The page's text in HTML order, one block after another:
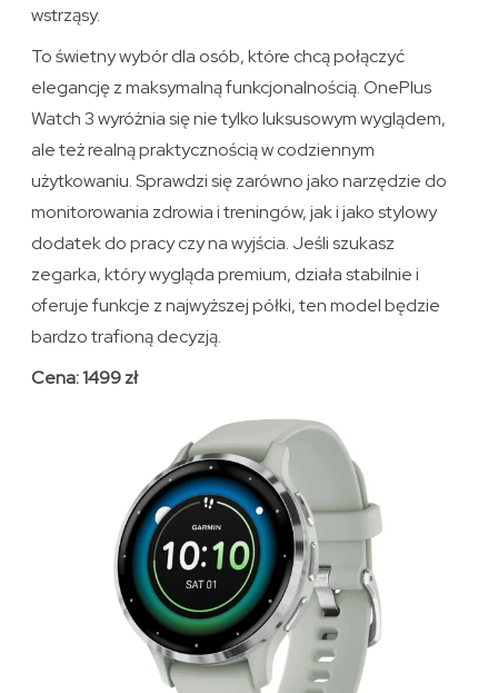
wstrząsy.
To świetny wybór dla osób, które chcą połączyć
elegancję z maksymalną funkcjonalnością. OnePlus
Watch 3 wyróżnia się nie tylko luksusowym wyglądem,
ale też realną praktycznością w codziennym
użytkowaniu. Sprawdzi się zarówno jako narzędzie do
monitorowania zdrowia i treningów, jak i jako stylowy
dodatek do pracy czy na wyjścia. Jeśli szukasz
zegarka, który wygląda premium, działa stabilnie i
oferuje funkcje z najwyższej półki, ten model będzie
bardzo trafioną decyzją.
Cena: 1499 zł